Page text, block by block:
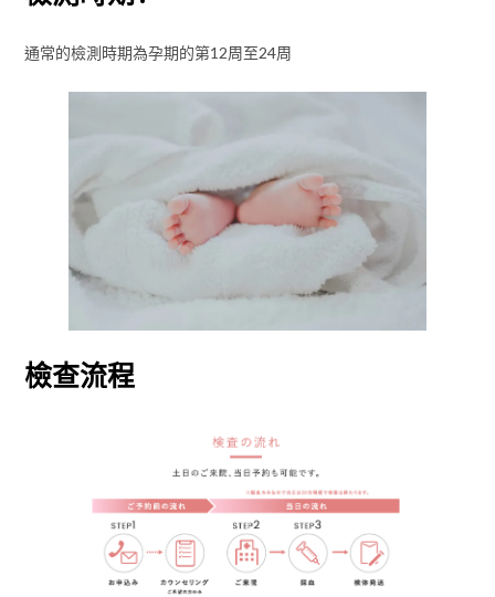
通常的檢測時期為孕期的第12周至24周
檢查流程